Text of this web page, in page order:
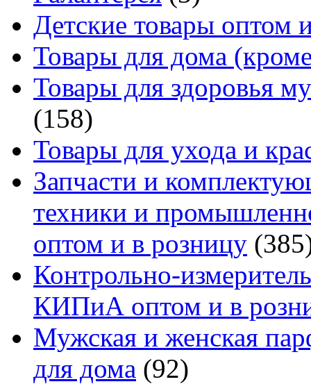
Детские товары оптом
Товары для дома
Товары для здоровья
(158)
Товары для ухода и
Запчасти и
техники и
оптом и в розницу
Контрольно-
КИПиА оптом и в
Мужская и женская
для дома (92)